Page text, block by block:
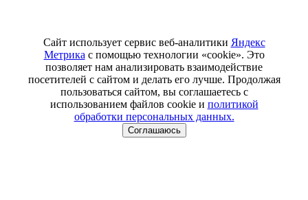
Сайт использует сервис веб-аналитики Яндекс
Метрика с помощью технологии «cookie». Это
позволяет нам анализировать взаимодействие
посетителей с сайтом и делать его лучше. Продолжая
пользоваться сайтом, вы соглашаетесь с
использованием файлов cookie и политикой
обработки персональных данных.
Соглашаюсь